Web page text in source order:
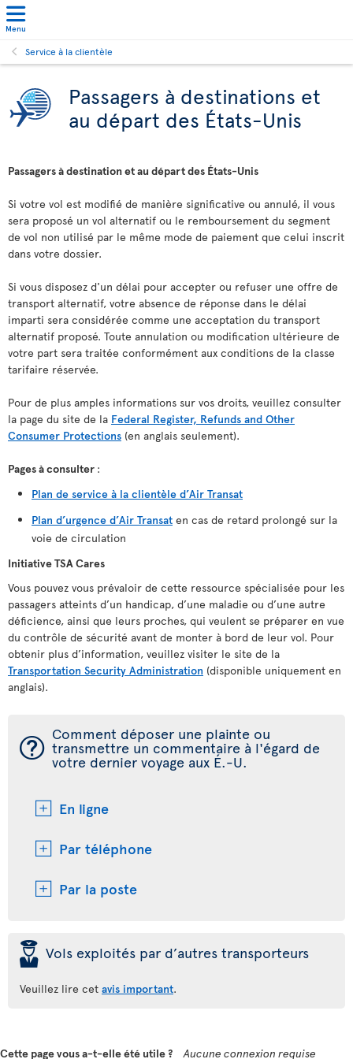
Menu
Service à la clientèle
Passagers à destinations et
au départ des États-Unis
Passagers à destination et au départ des États-Unis
Si votre vol est modifié de manière significative ou annulé, il vous
sera proposé un vol alternatif ou le remboursement du segment
de vol non utilisé par le même mode de paiement que celui inscrit
dans votre dossier.
Si vous disposez d'un délai pour accepter ou refuser une offre de
transport alternatif, votre absence de réponse dans le délai
imparti sera considérée comme une acceptation du transport
alternatif proposé. Toute annulation ou modification ultérieure de
votre part sera traitée conformément aux conditions de la classe
tarifaire réservée.
Pour de plus amples informations sur vos droits, veuillez consulter
la page du site de la Federal Register, Refunds and Other
Consumer Protections (en anglais seulement).
Pages à consulter :
Plan de service à la clientèle d’Air Transat
Plan d’urgence d’Air Transat en cas de retard prolongé sur la
voie de circulation
Initiative TSA Cares
Vous pouvez vous prévaloir de cette ressource spécialisée pour les
passagers atteints d’un handicap, d’une maladie ou d’une autre
déficience, ainsi que leurs proches, qui veulent se préparer en vue
du contrôle de sécurité avant de monter à bord de leur vol. Pour
obtenir plus d’information, veuillez visiter le site de la
Transportation Security Administration (disponible uniquement en
anglais).
¯ Comment déposer une plainte ou
transmettre un commentaire à l'égard de
votre dernier voyage aux É.-U.
En ligne
Par téléphone
Par la poste
þ Vols exploités par d’autres transporteurs
Veuillez lire cet avis important.
Cette page vous a-t-elle été utile ? Aucune connexion requise